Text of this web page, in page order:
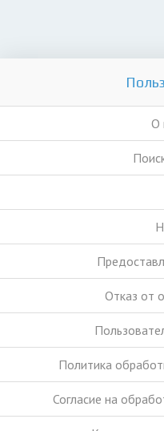
О
Отказ от
Политика
Согласие на